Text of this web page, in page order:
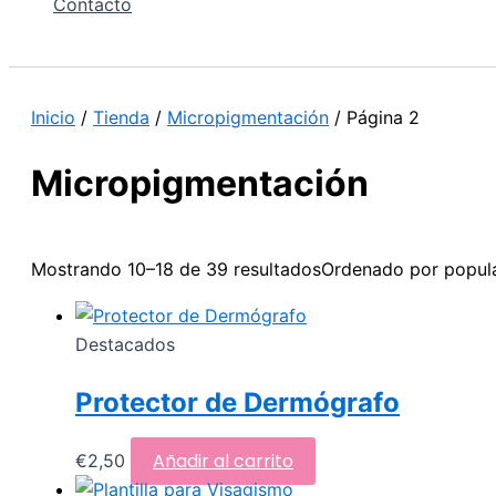
Contacto
Inicio / Tienda / Micropigmentación / Página 2
Micropigmentación
Mostrando 10–18 de 39 resultadosOrdenado por
Destacados
Protector de Dermógrafo
€2,50 Añadir al carrito